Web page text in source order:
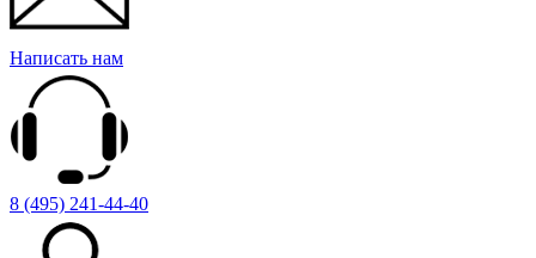
Написать нам
8 (495) 241-44-40